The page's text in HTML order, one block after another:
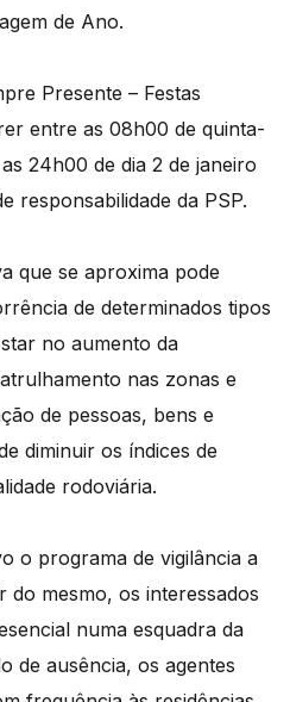
de Ano.
Presente – Festas
entre as 08h00 de quinta-
24h00 de dia 2 de janeiro
responsabilidade da PSP.
que se aproxima pode
de determinados tipos
no aumento da
nas zonas e
de pessoas, bens e
diminuir os índices de
rodoviária.
o programa de vigilância a
do mesmo, os interessados
numa esquadra da
de ausência, os agentes